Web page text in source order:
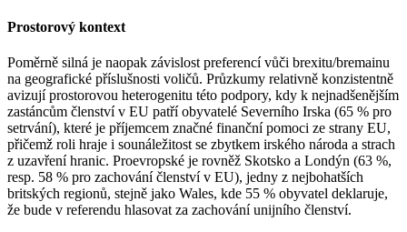
Prostorový kontext
Poměrně silná je naopak závislost preferencí vůči brexitu/bremainu
na geografické příslušnosti voličů. Průzkumy relativně konzistentně
avizují prostorovou heterogenitu této podpory, kdy k nejnadšenějším
zastáncům členství v EU patří obyvatelé Severního Irska (65 % pro
setrvání), které je příjemcem značné finanční pomoci ze strany EU,
přičemž roli hraje i sounáležitost se zbytkem irského národa a strach
z uzavření hranic. Proevropské je rovněž Skotsko a Londýn (63 %,
resp. 58 % pro zachování členství v EU), jedny z nejbohatších
britských regionů, stejně jako Wales, kde 55 % obyvatel deklaruje,
že bude v referendu hlasovat za zachování unijního členství.